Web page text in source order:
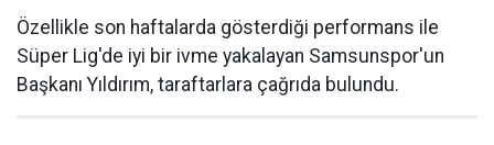
Özellikle son haftalarda gösterdiği performans ile
Süper Lig'de iyi bir ivme yakalayan Samsunspor'un
Başkanı Yıldırım, taraftarlara çağrıda bulundu.